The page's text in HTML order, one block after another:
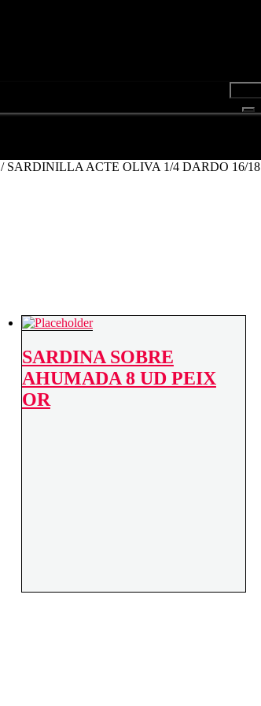
/ SARDINILLA ACTE OLIVA 1/4 DARDO 16/18
SARDINA SOBRE
AHUMADA 8 UD PEIX
OR